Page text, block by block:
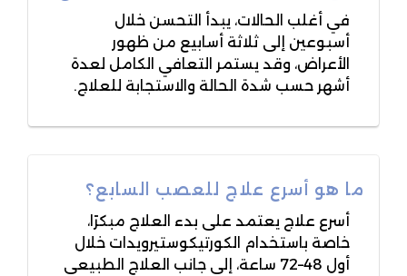
في أغلب الحالات، يبدأ التحسن خلال
أسبوعين إلى ثلاثة أسابيع من ظهور
الأعراض، وقد يستمر التعافي الكامل لعدة
أشهر حسب شدة الحالة والاستجابة للعلاج.
ما هو أسرع علاج للعصب السابع؟
أسرع علاج يعتمد على بدء العلاج مبكرًا،
خاصة باستخدام الكورتيكوستيرويدات خلال
أول 48–72 ساعة، إلى جانب العلاج الطبيعي